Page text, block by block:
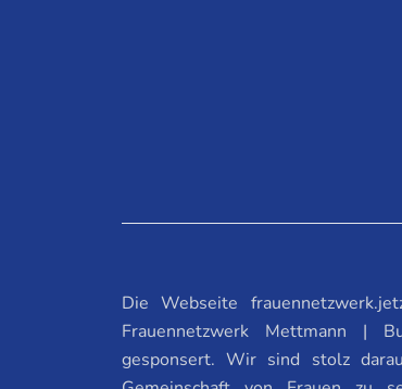
Die Webseite
Frauennetzwerk Mettmann |
gesponsert. Wir sind stolz